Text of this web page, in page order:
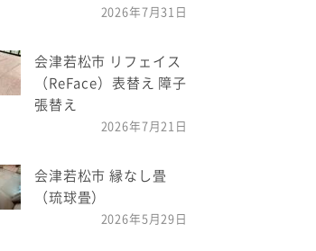
2026年7月31日
会津若松市 リフェイス
（ReFace）表替え 障子
張替え
2026年7月21日
会津若松市 縁なし畳
（琉球畳）
2026年5月29日